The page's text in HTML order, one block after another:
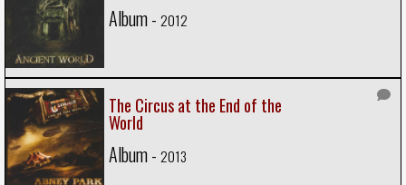
Album - 2012
The Circus at the End of the
World
Album - 2013